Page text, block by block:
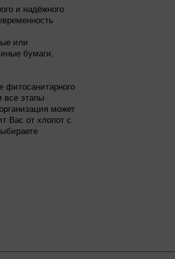
и надёжного
или
бумаги,
фитосанитарного
все этапы
может
Вас от хлопот с